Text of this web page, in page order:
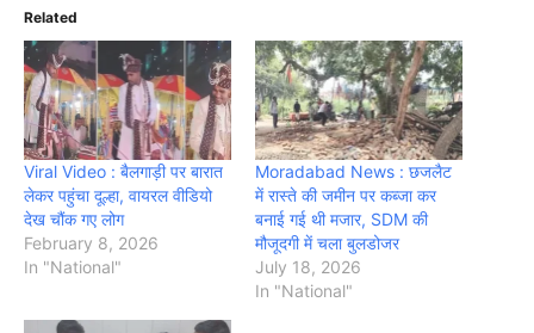
Related
Viral Video : बैलगाड़ी पर बारात
लेकर पहुंचा दूल्हा, वायरल वीडियो
देख चौंक गए लोग
February 8, 2026
In "National"
Moradabad News : छजलैट
में रास्ते की जमीन पर कब्जा कर
बनाई गई थी मजार, SDM की
मौजूदगी में चला बुलडोजर
July 18, 2026
In "National"